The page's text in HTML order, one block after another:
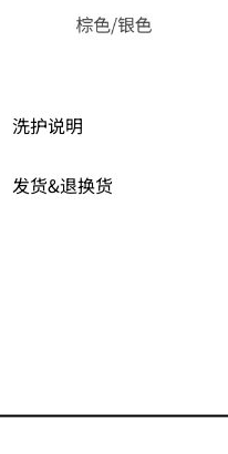
洗护说明
发货&退换货